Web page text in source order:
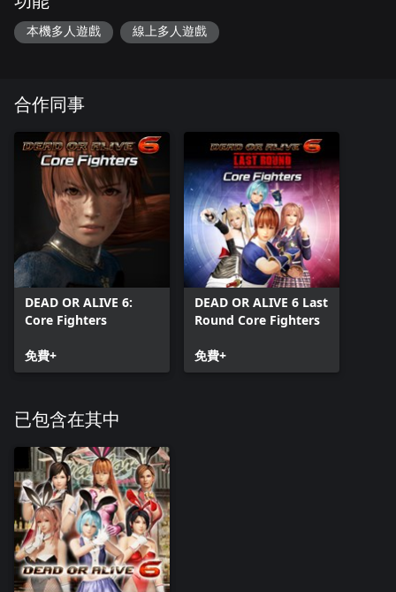
本機多人遊戲 線上多人遊戲
合作同事
DEAD OR ALIVE 6:
Core Fighters
免費+
DEAD OR ALIVE 6 Last
Round Core Fighters
免費+
已包含在其中